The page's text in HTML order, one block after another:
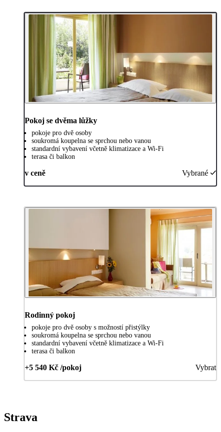
Pokoj se dvěma lůžky
pokoje pro dvě osoby
soukromá koupelna se sprchou nebo vanou
standardní vybavení včetně klimatizace a Wi-Fi
terasa či balkon
v ceně Vybrané
Rodinný pokoj
pokoje pro dvě osoby s možností přistýlky
soukromá koupelna se sprchou nebo vanou
standardní vybavení včetně klimatizace a Wi-Fi
terasa či balkon
+5 540 Kč /pokoj Vybrat
Strava